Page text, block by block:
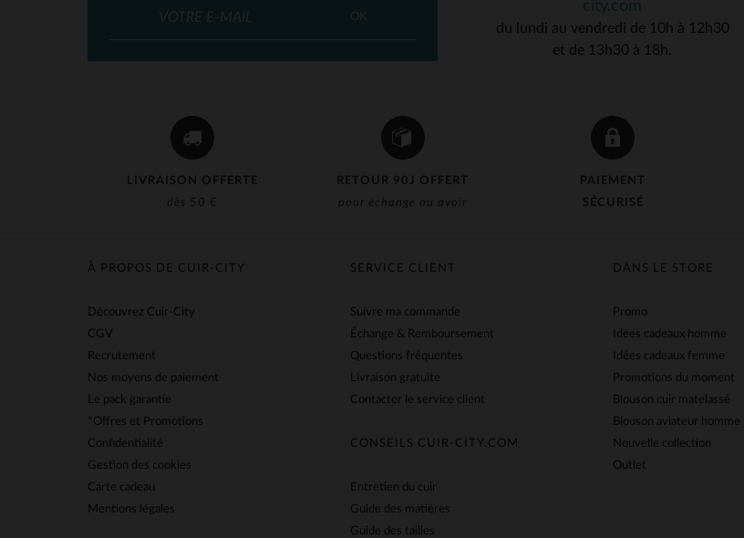
LIVRAISON OFFERTE
dès 50 €
RETOUR 90J OFFERT
pour échange ou avoir
PAIEMENT
SÉCURISÉ
OK
city.com
du lundi au vendredi de 10h à 12h30
et de 13h30 à 18h.
SERVICE CLIENT
Suivre ma commande
Échange & Remboursement
Questions fréquentes
Livraison gratuite
Contacter le service client
CONSEILS CUIR-CITY.COM
Entretien du cuir
Guide des matières
Guide des tailles
DANS LE STORE
Promo
Idées cadeaux homme
Idées cadeaux femme
Promotions du moment
Blouson cuir matelassé
Blouson aviateur homme
Nouvelle collection
Outlet
À PROPOS DE CUIR-CITY
Découvrez Cuir-City
CGV
Recrutement
Nos moyens de paiement
Le pack garantie
*Offres et Promotions
Confidentialité
Gestion des cookies
Carte cadeau
Mentions légales